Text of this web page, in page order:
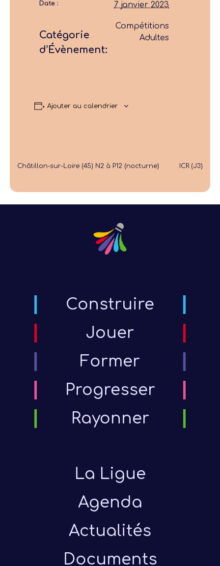
Date : 7 janvier 2023
Catégorie
d’Évènement:
Compétitions
Adultes
Ajouter au calendrier
Châtillon-sur-Loire (45) N2 à P12 (nocturne) ICR (J3)
Construire
Jouer
Former
Progresser
Rayonner
La Ligue
Agenda
Actualités
Documents